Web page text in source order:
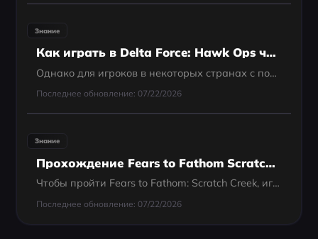
Знание
Как играть в Delta Force: Hawk Ops через Steam из любой
Однако для игроков в некоторых странах с политическими ограничениями на доступ к Steam это может стать проблемой. Не переживайте, в этой статье мы расскажем, как безопасно и быстро играть в тестовую версию Delta Force: Hawk Ops через Steam из любой страны
Последнее обновление: 07/22/2026
Знание
Прохождение Fears to Fathom Scratch Creek: полный гайд по кооперативу, концовка и советы
Чтобы пройти Fears to Fathom: Scratch Creek, игрокам нужно провести Тессу и Маркуса через серию психологических хоррор-сценариев. Основное прохождение включает путь к дому священника, выполнение цели с «полотенцем» под лестницей для достижения Down in...
Последнее обновление: 07/22/2026